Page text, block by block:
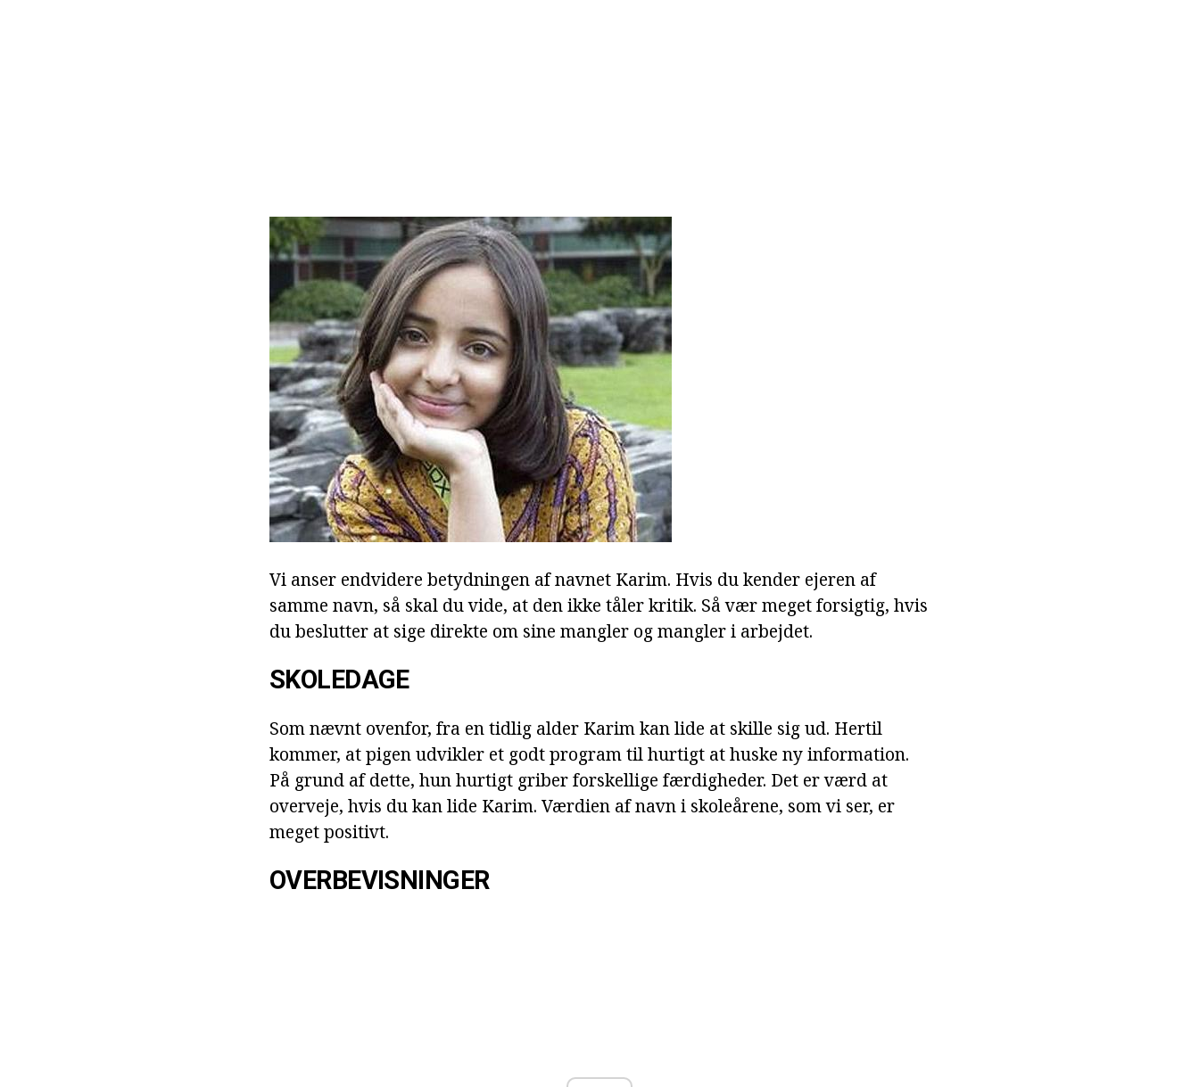
Vi anser endvidere betydningen af navnet Karim. Hvis du kender ejeren af
samme navn, så skal du vide, at den ikke tåler kritik. Så vær meget forsigtig, hvis
du beslutter at sige direkte om sine mangler og mangler i arbejdet.
SKOLEDAGE
Som nævnt ovenfor, fra en tidlig alder Karim kan lide at skille sig ud. Hertil
kommer, at pigen udvikler et godt program til hurtigt at huske ny information.
På grund af dette, hun hurtigt griber forskellige færdigheder. Det er værd at
overveje, hvis du kan lide Karim. Værdien af navn i skoleårene, som vi ser, er
meget positivt.
OVERBEVISNINGER